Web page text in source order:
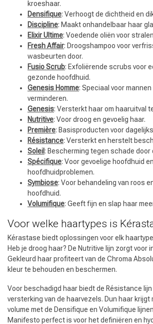
Keuze van onze Kappers
kroeshaar.
Densifique: Verhoogt de dichtheid en
Discipline: Maakt onhandelbaar haar
Elixir Ultime: Voedende oliën voor
Fresh Affair: Droogshampoo voor
wasbeurten door.
Fusio Scrub: Exfoliërende scrubs voor
gezonde hoofdhuid.
Genesis Homme: Speciaal voor
verminderen.
Genesis: Versterkt haar om haaruitval
Nutritive: Voor droog en gevoelig haar.
Première: Basisproducten voor
Résistance: Versterkt en herstelt
Soleil : Bescherming tegen schade door
Spécifique: Voor gevoelige hoofdhuid
hoofdhuidproblemen.
Symbiose: Voor behandeling van roos
hoofdhuid.
Volumifique: Geeft fijn en slap haar
Voor welke haartypes is
Kérastase biedt oplossingen voor elk
Heb je droog haar? De Nutritive lijn zorgt voor
Gekleurd haar profiteert van de Chroma
kleur te behouden en beschermen.
Voor beschadigd haar biedt de Résistance
versterking van de haarvezels. Dun haar krijgt
volume met de Densifique en Volumifique
Manifesto perfect is voor het definiëren en